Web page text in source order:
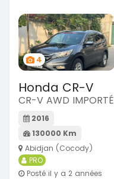
4
Honda CR-V
CR-V AWD IMPORTÉ
2016
130000 Km
Abidjan (Cocody)
PRO
Posté il y a 2 années